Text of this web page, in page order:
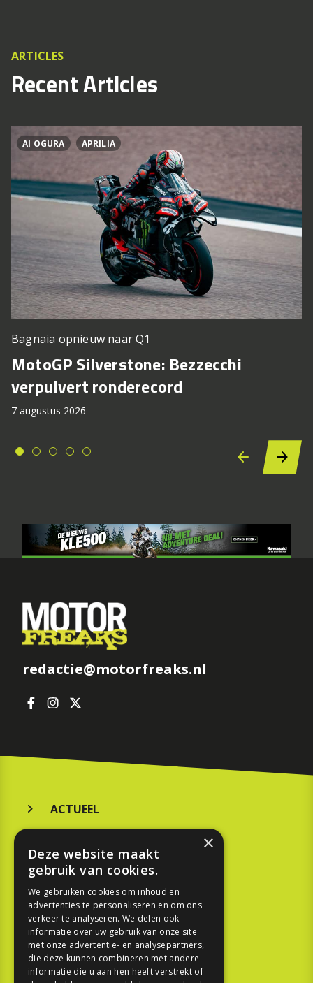
ARTICLES
Recent Articles
AI OGURA APRILIA
Bagnaia opnieuw naar Q1
MotoGP Silverstone: Bezzecchi
verpulvert ronderecord
7 augustus 2026
redactie@motorfreaks.nl
ACTUEEL
KOOPGIDS
TESTEN
SPORT
REPORTAGE
×
Deze website maakt
gebruik van cookies.
We gebruiken cookies om inhoud en
advertenties te personaliseren en om ons
verkeer te analyseren. We delen ook
informatie over uw gebruik van onze site
met onze advertentie- en analysepartners,
die deze kunnen combineren met andere
informatie die u aan hen heeft verstrekt of